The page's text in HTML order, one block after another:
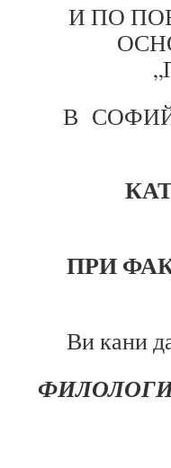
И ПО
В
ПРИ
Ви кани